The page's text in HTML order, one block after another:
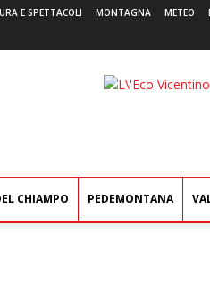
E SPETTACOLI MONTAGNA METEO
L'Eco
CHIAMPO PEDEMONTANA